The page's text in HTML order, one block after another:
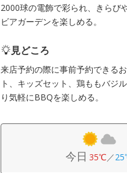
2000球の電飾で彩られ、きらび
ビアガーデンを楽しめる。
見どころ
来店予約の際に事前予約できる
ト、キッズセット、鶏ももバジ
り気軽にBBQを楽しめる。
今日 35℃／